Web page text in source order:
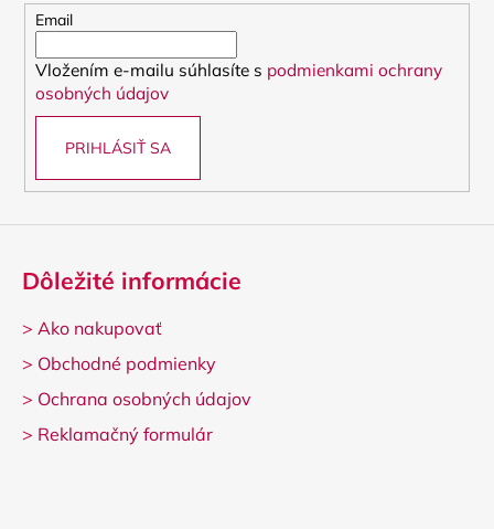
Email
Vložením e-mailu súhlasíte s podmienkami ochrany
osobných údajov
PRIHLÁSIŤ SA
Dôležité informácie
> Ako nakupovať
> Obchodné podmienky
> Ochrana osobných údajov
> Reklamačný formulár